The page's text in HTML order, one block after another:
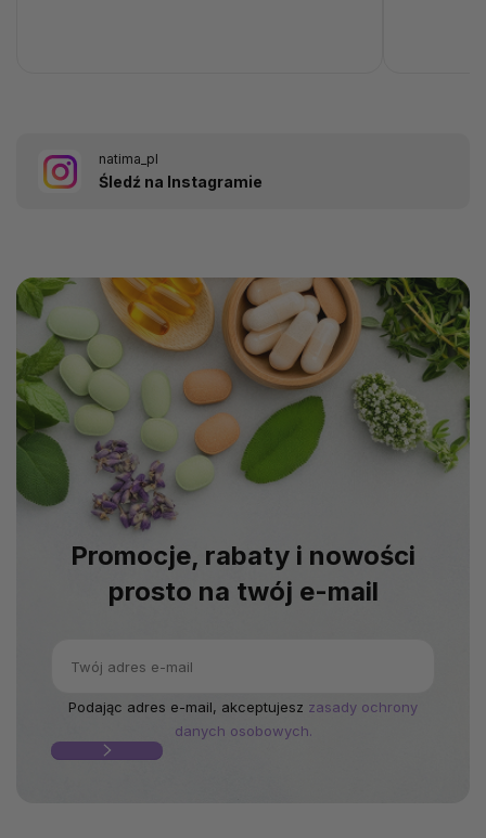
natima_pl
Śledź na Instagramie
Promocje, rabaty i nowości
prosto na twój e-mail
Podając adres e-mail, akceptujesz zasady ochrony
danych osobowych.